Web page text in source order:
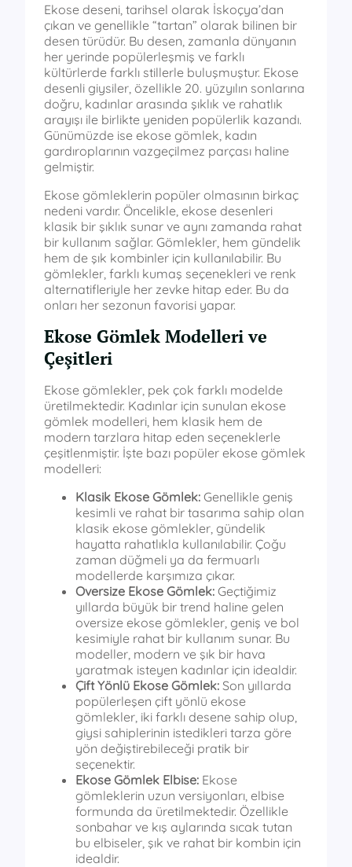
Ekose deseni, tarihsel olarak İskoçya’dan
çıkan ve genellikle “tartan” olarak bilinen bir
desen türüdür. Bu desen, zamanla dünyanın
her yerinde popülerleşmiş ve farklı
kültürlerde farklı stillerle buluşmuştur. Ekose
desenli giysiler, özellikle 20. yüzyılın sonlarına
doğru, kadınlar arasında şıklık ve rahatlık
arayışı ile birlikte yeniden popülerlik kazandı.
Günümüzde ise ekose gömlek, kadın
gardıroplarının vazgeçilmez parçası haline
gelmiştir.
Ekose gömleklerin popüler olmasının birkaç
nedeni vardır. Öncelikle, ekose desenleri
klasik bir şıklık sunar ve aynı zamanda rahat
bir kullanım sağlar. Gömlekler, hem gündelik
hem de şık kombinler için kullanılabilir. Bu
gömlekler, farklı kumaş seçenekleri ve renk
alternatifleriyle her zevke hitap eder. Bu da
onları her sezonun favorisi yapar.
Ekose Gömlek Modelleri ve
Çeşitleri
Ekose gömlekler, pek çok farklı modelde
üretilmektedir. Kadınlar için sunulan ekose
gömlek modelleri, hem klasik hem de
modern tarzlara hitap eden seçeneklerle
çeşitlenmiştir. İşte bazı popüler ekose gömlek
modelleri:
Klasik Ekose Gömlek: Genellikle geniş
kesimli ve rahat bir tasarıma sahip olan
klasik ekose gömlekler, gündelik
hayatta rahatlıkla kullanılabilir. Çoğu
zaman düğmeli ya da fermuarlı
modellerde karşımıza çıkar.
Oversize Ekose Gömlek: Geçtiğimiz
yıllarda büyük bir trend haline gelen
oversize ekose gömlekler, geniş ve bol
kesimiyle rahat bir kullanım sunar. Bu
modeller, modern ve şık bir hava
yaratmak isteyen kadınlar için idealdir.
Çift Yönlü Ekose Gömlek: Son yıllarda
popülerleşen çift yönlü ekose
gömlekler, iki farklı desene sahip olup,
giysi sahiplerinin istedikleri tarza göre
yön değiştirebileceği pratik bir
seçenektir.
Ekose Gömlek Elbise: Ekose
gömleklerin uzun versiyonları, elbise
formunda da üretilmektedir. Özellikle
sonbahar ve kış aylarında sıcak tutan
bu elbiseler, şık ve rahat bir kombin için
idealdir.